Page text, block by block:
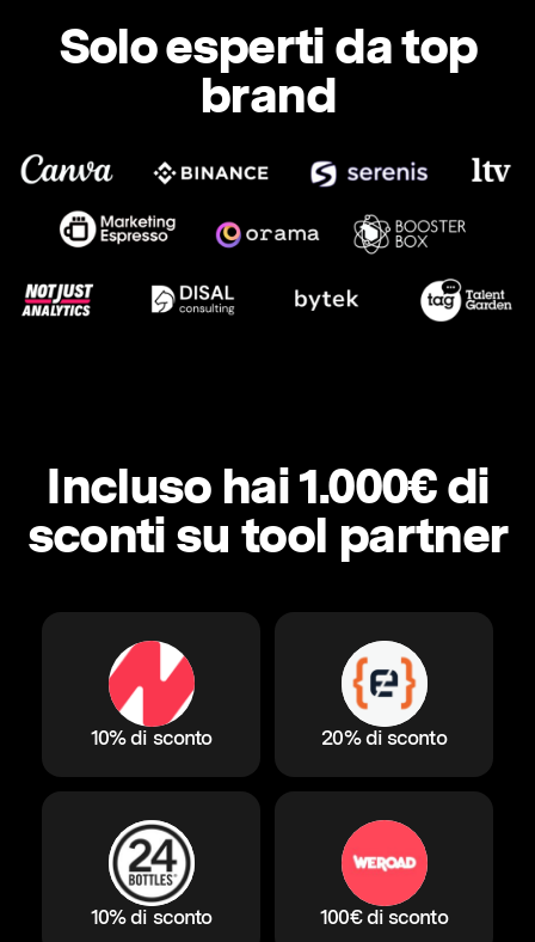
Solo esperti da top
brand
Incluso hai 1.000€ di
sconti su tool partner
10% di sconto 20% di sconto
10% di sconto 100€ di sconto